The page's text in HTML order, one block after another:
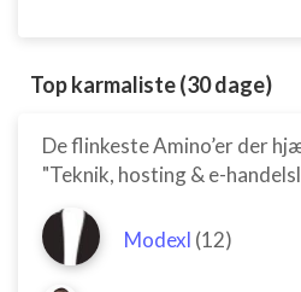
Top karmaliste (30 dage)
De flinkeste Amino’er der
"Teknik, hosting & e-
Modexl (12)